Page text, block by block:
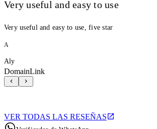
Very useful and easy to use
Very useful and easy to use, five star
A
Aly
DomainLink
VER TODAS LAS RESEÑAS